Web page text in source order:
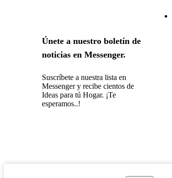
Únete a nuestro boletín de
noticias en Messenger.
Suscríbete a nuestra lista en
Messenger y recibe cientos de
Ideas para tú Hogar. ¡Te
esperamos..!